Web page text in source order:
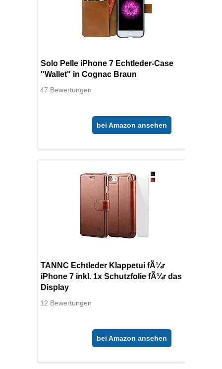
Solo Pelle iPhone 7 Echtleder-Case
"Wallet" in Cognac Braun
47 Bewertungen
bei Amazon ansehen
TANNC Echtleder Klappetui fÃ¼r
iPhone 7 inkl. 1x Schutzfolie fÃ¼r das
Display
12 Bewertungen
bei Amazon ansehen